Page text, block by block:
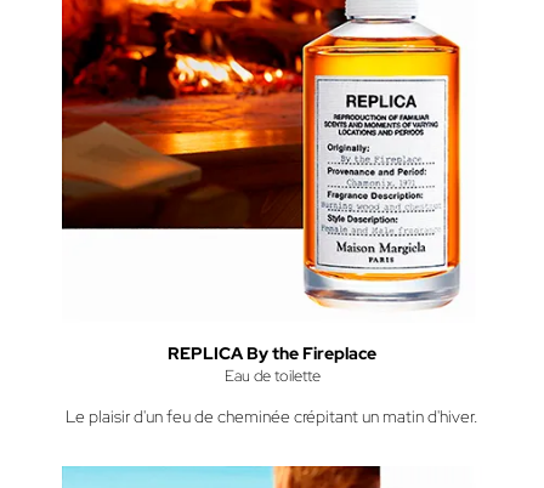
REPLICA By the Fireplace
Eau de toilette
Le plaisir d'un feu de cheminée crépitant un matin d'hiver.